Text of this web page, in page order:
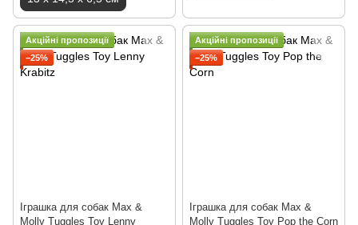
Акційні пропозиції
−25%
Іграшка для собак Max &
Molly Tuggles Toy Lenny
Акційні пропозиції
−25%
Іграшка для собак Max &
Molly Tuggles Toy Pop the Corn